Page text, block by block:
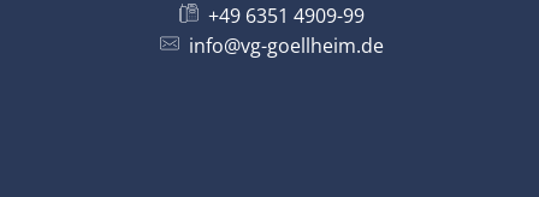
+49 6351 4909-99
info@vg-goellheim.de